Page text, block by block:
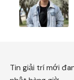
Tin giải trí mới